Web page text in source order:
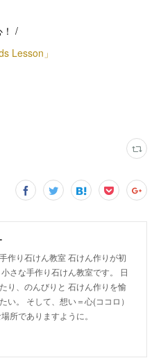
/
Lesson」
作り石けん教室 石けん作りが初
さな手作り石けん教室です。 日
り、のんびりと 石けん作りを愉
い。 そして、想い＝心(ココロ）
所でありますように。